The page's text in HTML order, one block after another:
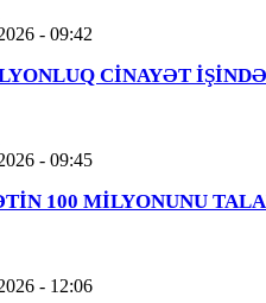
- 09:42
CİNAYƏT
- 09:45
100 MİLYONUNU
- 12:06